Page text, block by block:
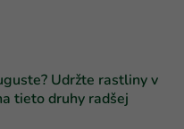
Udržte rastliny v
tieto druhy radšej